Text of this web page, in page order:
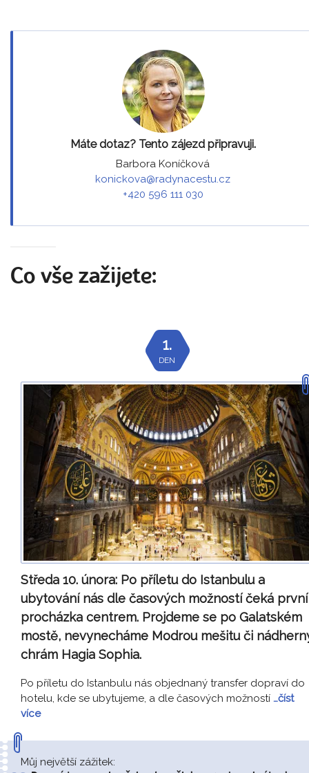
Máte dotaz? Tento zájezd připravuji.
Barbora Koníčková
konickova@radynacestu.cz
+420 596 111 030
Co vše zažijete:
1.
DEN
Středa 10. února: Po příletu do Istanbulu a
ubytování nás dle časových možností čeká první
procházka centrem. Projdeme se po Galatském
mostě, nevynecháme Modrou mešitu či
chrám Hagia Sophia.
Po příletu do Istanbulu nás objednaný transfer dopraví do
hotelu, kde se ubytujeme, a dle časových možností …číst
více
Můj největší zážitek: